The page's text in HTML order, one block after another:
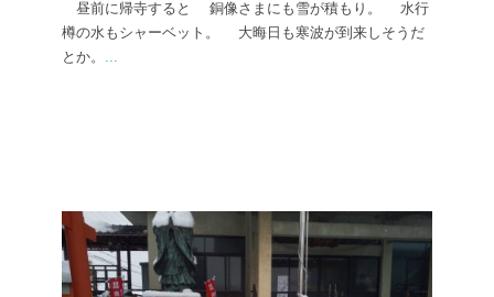
昼前に帰寺すると 銅像さまにも雪が積もり。 水行
樽の水もシャーベット。 大晦日も寒波が到来しそうだ
とか。 ...